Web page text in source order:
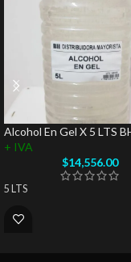
Alcohol En Gel X 5 LTS
+ IVA
$14,556.00
5 LTS